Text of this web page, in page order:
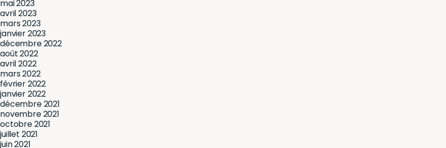
mai 2023
avril 2023
mars 2023
janvier 2023
décembre 2022
août 2022
avril 2022
mars 2022
février 2022
janvier 2022
décembre 2021
novembre 2021
octobre 2021
juillet 2021
juin 2021